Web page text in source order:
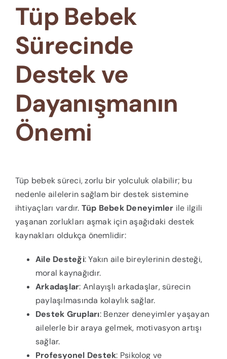
Tüp Bebek
Sürecinde
Destek ve
Dayanışmanın
Önemi
Tüp bebek süreci, zorlu bir yolculuk olabilir; bu
nedenle ailelerin sağlam bir destek sistemine
ihtiyaçları vardır. Tüp Bebek Deneyimler ile ilgili
yaşanan zorlukları aşmak için aşağıdaki destek
kaynakları oldukça önemlidir:
Aile Desteği: Yakın aile bireylerinin desteği,
moral kaynağıdır.
Arkadaşlar: Anlayışlı arkadaşlar, sürecin
paylaşılmasında kolaylık sağlar.
Destek Grupları: Benzer deneyimler yaşayan
ailelerle bir araya gelmek, motivasyon artışı
sağlar.
Profesyonel Destek: Psikolog ve